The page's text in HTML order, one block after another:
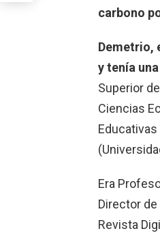
carbono
Demetrio,
y tenía
Superior
Ciencias
Era
Director
Revista